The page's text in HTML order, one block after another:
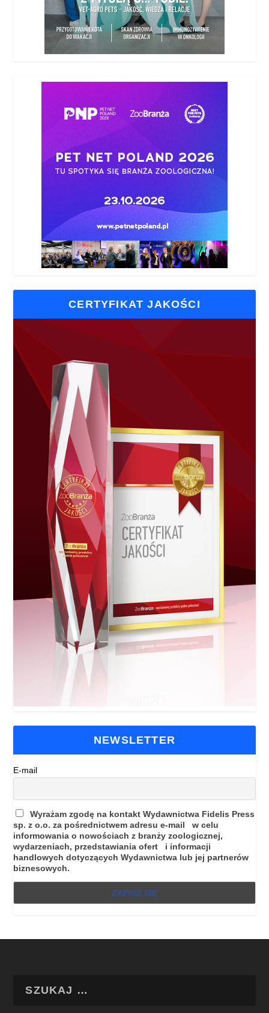
CERTYFIKAT JAKOŚCI
NEWSLETTER
E-mail
Wyrażam zgodę na kontakt Wydawnictwa Fidelis Press
sp. z o.o. za pośrednictwem adresu e-mail w celu
informowania o nowościach z branży zoologicznej,
wydarzeniach, przedstawiania ofert i informacji
handlowych dotyczących Wydawnictwa lub jej partnerów
biznesowych.